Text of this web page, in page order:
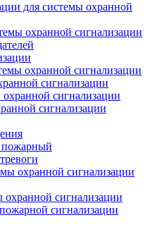
для системы охранной
охранной сигнализации
охранной сигнализации
сигнализации
сигнализации
сигнализации
пожарный
охранной сигнализации
охранной сигнализации
сигнализации